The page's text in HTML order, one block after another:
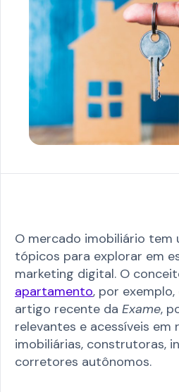
O mercado imobiliário tem
tópicos para explorar em
marketing digital. O
apartamento, por
artigo recente da Exame,
relevantes e acessíveis em
imobiliárias, construtoras,
corretores autônomos.